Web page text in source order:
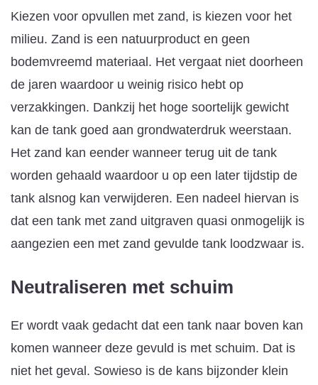
Kiezen voor opvullen met zand, is kiezen voor het
milieu. Zand is een natuurproduct en geen
bodemvreemd materiaal. Het vergaat niet doorheen
de jaren waardoor u weinig risico hebt op
verzakkingen. Dankzij het hoge soortelijk gewicht
kan de tank goed aan grondwaterdruk weerstaan.
Het zand kan eender wanneer terug uit de tank
worden gehaald waardoor u op een later tijdstip de
tank alsnog kan verwijderen. Een nadeel hiervan is
dat een tank met zand uitgraven quasi onmogelijk is
aangezien een met zand gevulde tank loodzwaar is.
Neutraliseren met schuim
Er wordt vaak gedacht dat een tank naar boven kan
komen wanneer deze gevuld is met schuim. Dat is
niet het geval. Sowieso is de kans bijzonder klein